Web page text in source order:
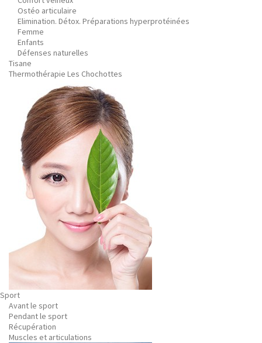
Ostéo articulaire
Elimination. Détox. Préparations hyperprotéinées
Femme
Enfants
Défenses naturelles
Tisane
Thermothérapie Les Chochottes
Sport
Avant le sport
Pendant le sport
Récupération
Muscles et articulations